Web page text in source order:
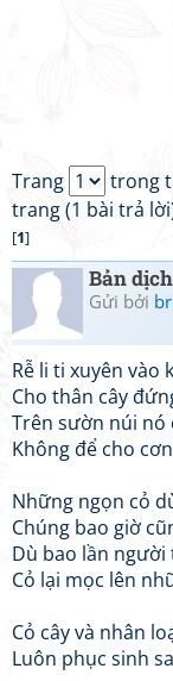
Trang
trong
trang (1 bài trả
[1]
Bản
Gửi bởi
Rễ li ti xuyên vào
Cho thân cây
Trên sườn núi nó
Không để cho
Những ngọn cỏ
Chúng bao giờ
Dù bao lần người
Cỏ lại mọc lên
Cỏ cây và nhân
Luôn phục sinh